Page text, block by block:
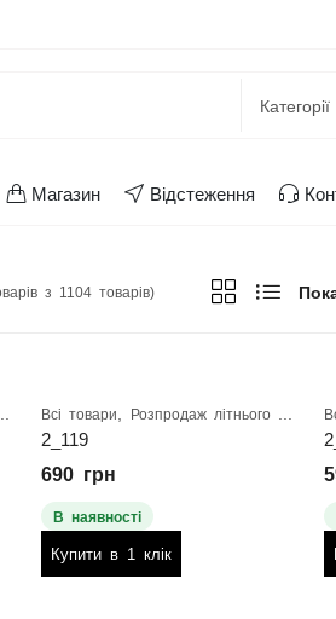
Магазин Відстеження
з 1104 товарів)
Всі товари Розпродаж літнього взуття
2_119
690 грн
В наявності
Купити в 1 клік